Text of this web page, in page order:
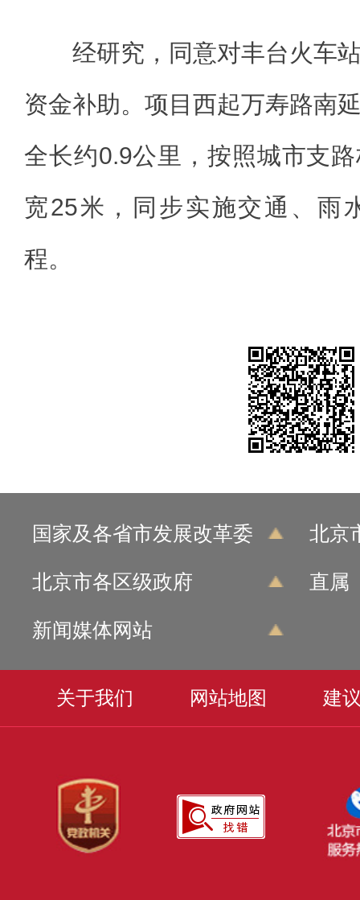
经研究，同意对丰台火车
资金补助。项目西起万寿路南
全长约0.9公里，按照城市支
宽25米，同步实施交通、雨
程。
国家及各省市发展改革委 北京
北京市各区级政府 直属
新闻媒体网站
关于我们 网站地图 建